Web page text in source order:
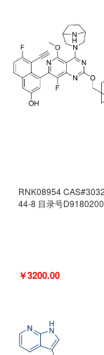
RNK08954 CAS#3032602-
44-8 目录号D9180200
￥3200.00